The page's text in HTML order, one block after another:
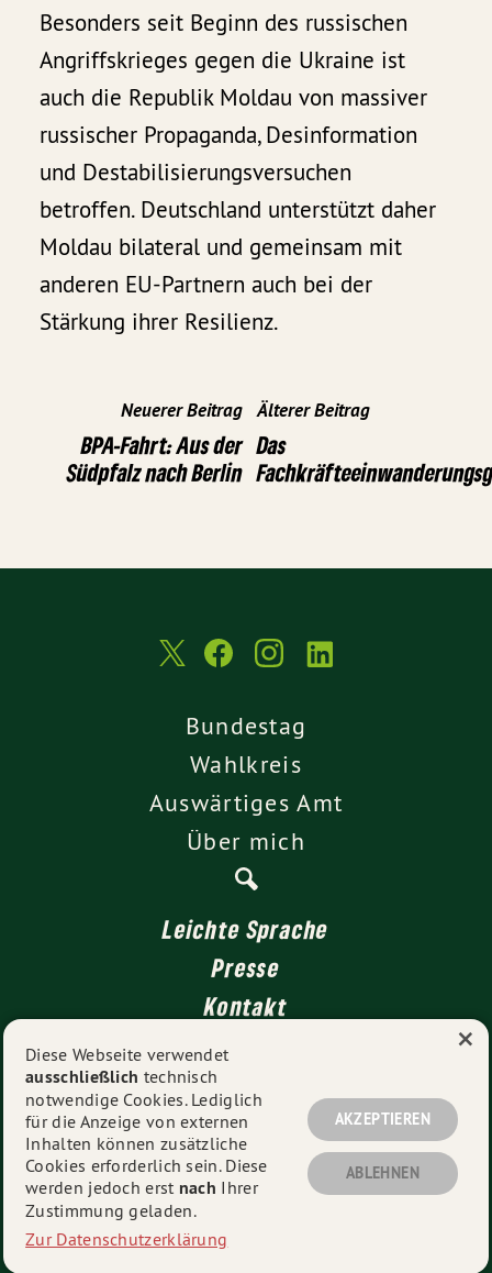
Besonders seit Beginn des russischen
Angriffskrieges gegen die Ukraine ist
auch die Republik Moldau von massiver
russischer Propaganda, Desinformation
und Destabilisierungsversuchen
betroffen. Deutschland unterstützt daher
Moldau bilateral und gemeinsam mit
anderen EU-Partnern auch bei der
Stärkung ihrer Resilienz.
Neuerer Beitrag
BPA-Fahrt: Aus der
Südpfalz nach Berlin
Älterer Beitrag
Das
Bundestag
Wahlkreis
Auswärtiges Amt
Über mich
Leichte Sprache
Presse
Kontakt
Impressum
Datenschutz
© 2026Dr. Tobias Lindner MdB 2011-2025- Alle Rechte
vorbehalten.
Diese Webseite verwendet
ausschließlich technisch
notwendige Cookies. Lediglich
für die Anzeige von externen
Inhalten können zusätzliche
Cookies erforderlich sein. Diese
werden jedoch erst nach Ihrer
Zustimmung geladen.
Zur Datenschutzerklärung
AKZEPTIEREN
ABLEHNEN
×